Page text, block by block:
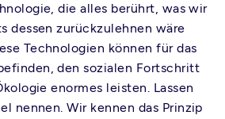
die alles berührt, was wir
dessen zurückzulehnen wäre
Technologien können für das
den sozialen Fortschritt
enormes leisten. Lassen
nennen. Wir kennen das Prinzip